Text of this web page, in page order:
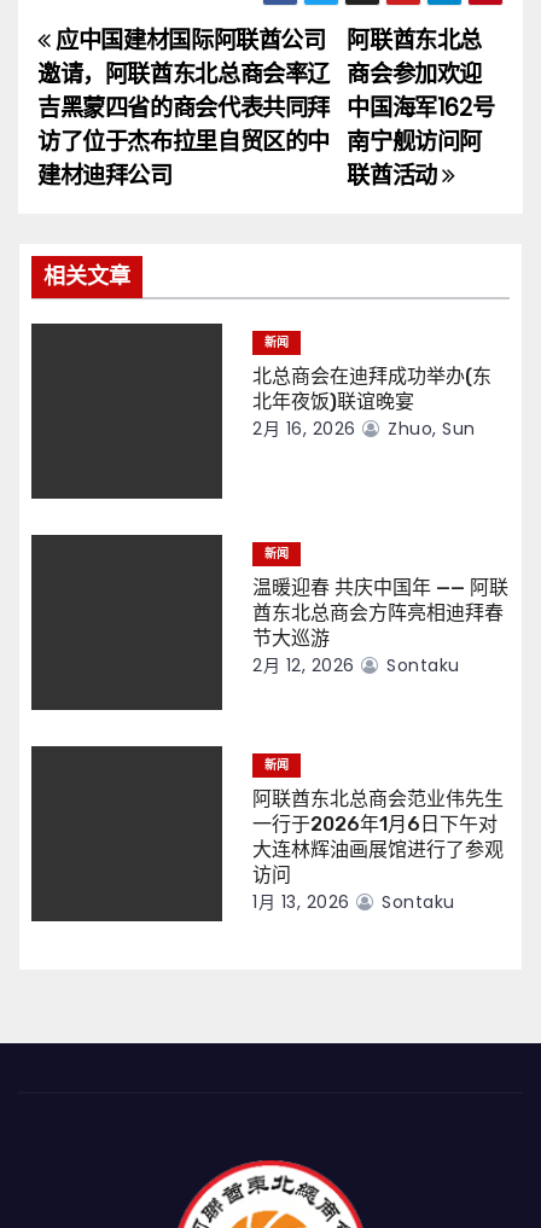
文
章
导
阿联酋东北总
商会参加欢迎
中国海军162号
南宁舰访问阿
联酋活动
应中国建材国际阿联酋公司
邀请，阿联酋东北总商会率辽
吉黑蒙四省的商会代表共同拜
访了位于杰布拉里自贸区的中
建材迪拜公司
相关文章
新闻
北总商会在迪拜成功举办(东
北年夜饭)联谊晚宴
2月 16, 2026 Zhuo, Sun
新闻
温暖迎春 共庆中国年 —— 阿联
酋东北总商会方阵亮相迪拜春
节大巡游
2月 12, 2026 Sontaku
新闻
阿联酋东北总商会范业伟先生
一行于2026年1月6日下午对
大连林辉油画展馆进行了参观
访问
1月 13, 2026 Sontaku